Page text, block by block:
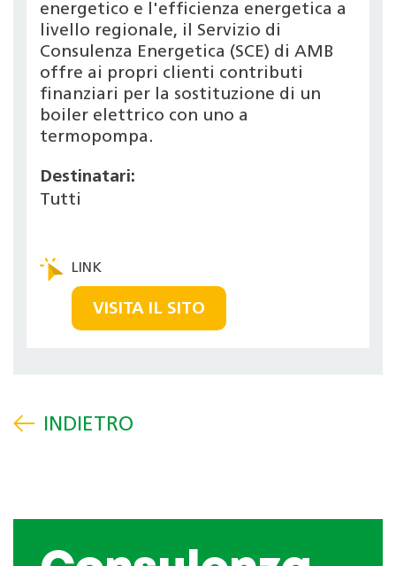
energetico e l'efficienza energetica a
livello regionale, il Servizio di
Consulenza Energetica (SCE) di AMB
offre ai propri clienti contributi
finanziari per la sostituzione di un
boiler elettrico con uno a
termopompa.
Destinatari:
Tutti
VISITA IL SITO